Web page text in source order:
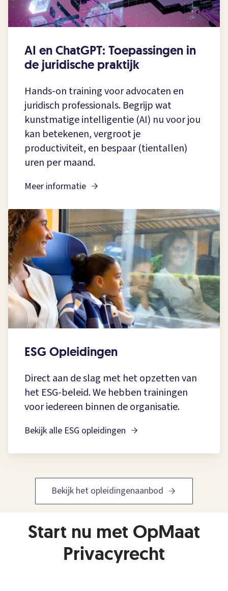
AI en ChatGPT: Toepassingen in
de juridische praktijk
Hands-on training voor advocaten en
juridisch professionals. Begrijp wat
kunstmatige intelligentie (AI) nu voor jou
kan betekenen, vergroot je
productiviteit, en bespaar (tientallen)
uren per maand.
Meer informatie
ESG Opleidingen
Direct aan de slag met het opzetten van
het ESG-beleid. We hebben trainingen
voor iedereen binnen de organisatie.
Bekijk alle ESG opleidingen
Bekijk het opleidingenaanbod
Start nu met OpMaat
Privacyrecht